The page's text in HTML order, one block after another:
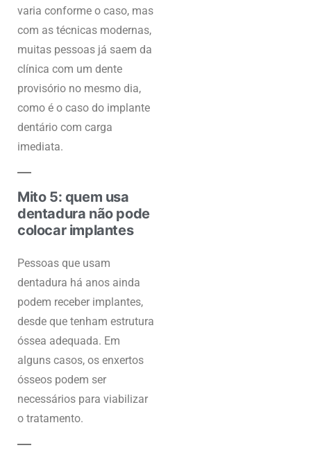
varia conforme o caso, mas
com as técnicas modernas,
muitas pessoas já saem da
clínica com um dente
provisório no mesmo dia,
como é o caso do implante
dentário com carga
imediata.
Mito 5: quem usa
dentadura não pode
colocar implantes
Pessoas que usam
dentadura há anos ainda
podem receber implantes,
desde que tenham estrutura
óssea adequada. Em
alguns casos, os enxertos
ósseos podem ser
necessários para viabilizar
o tratamento.